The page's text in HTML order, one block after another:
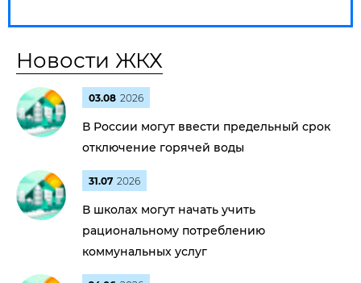
Новости ЖКХ
03.08 2026
В России могут ввести предельный срок
отключение горячей воды
31.07 2026
В школах могут начать учить
рациональному потреблению
коммунальных услуг